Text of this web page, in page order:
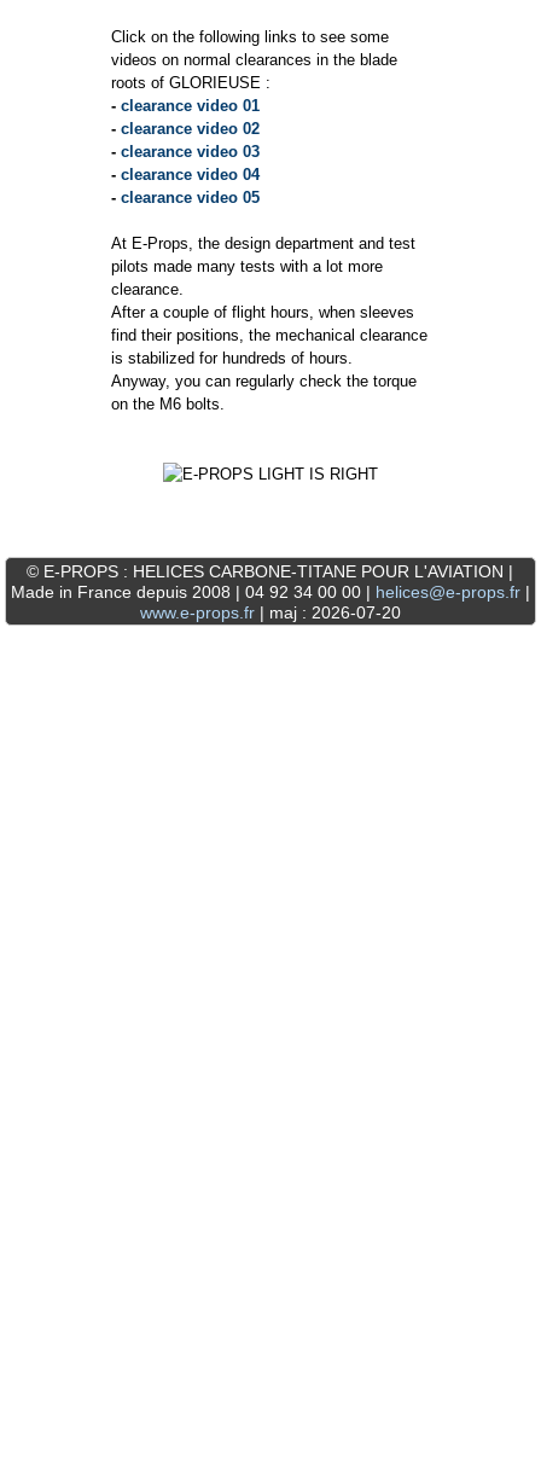
Click on the following links to see some
videos on normal clearances in the blade
roots of GLORIEUSE :
-clearance video 01
-clearance video 02
-clearance video 03
-clearance video 04
-clearance video 05
At E-Props, the design department and test
pilots made many tests with a lot more
clearance.
After a couple of flight hours, when sleeves
find their positions, the mechanical clearance
is stabilized for hundreds of hours.
Anyway, you can regularly check the torque
on the M6 bolts.
© E-PROPS : HELICES CARBONE-TITANE POUR L'AVIATION |
Made in France depuis 2008 | 04 92 34 00 00 | helices@e-props.fr|
www.e-props.fr| maj : 2026-07-20